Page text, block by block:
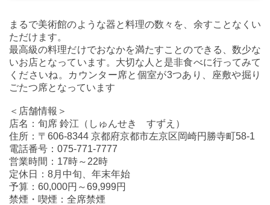
まるで美術館のような器と料理の数々を、余すことなくい
ただけます。
最高級の料理だけでおなかを満たすことのできる、数少な
いお店となっています。大切な人と是非食べに行ってみて
くださいね。カウンター席と個室が3つあり、座敷や掘り
ごたつ席となっています
＜店舗情報＞
店名：旬席 鈴江（しゅんせき すずえ）
住所：〒606-8344 京都府京都市左京区岡崎円勝寺町58-1
電話番号：075-771-7777
営業時間：17時～22時
定休日：8月中旬、年末年始
予算：60,000円～69,999円
禁煙・喫煙：全席禁煙